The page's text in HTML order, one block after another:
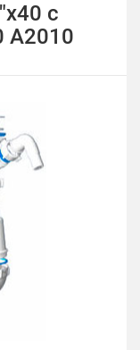
с
А2010